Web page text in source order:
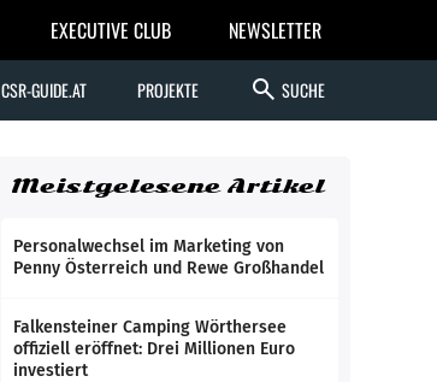
EXECUTIVE CLUB NEWSLETTER
CSR-GUIDE.AT PROJEKTE search SUCHE
Meistgelesene Artikel
Personalwechsel im Marketing von
Penny Österreich und Rewe Großhandel
Falkensteiner Camping Wörthersee
offiziell eröffnet: Drei Millionen Euro
investiert